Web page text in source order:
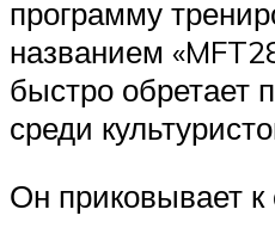
программу
названием
быстро обретает
среди
Он приковывает